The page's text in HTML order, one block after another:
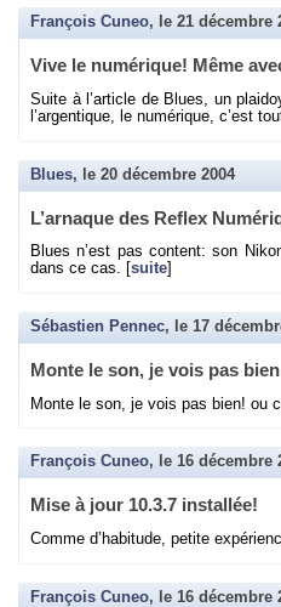
François Cuneo, le 21 décembre
Vive le nu­mé­rique! Même
Suite à l’ar­ticle de Blues, un
l’ar­gen­tique, le nu­mé­rique, c’est
Blues, le 20 décembre 2004
L’ar­naque des Re­flex
Blues n’est pas content: son
dans ce cas. [ suite
Sébastien Pennec, le 17
Monte le son, je vois pas
Monte le son, je vois pas bien! ou
François Cuneo, le 16 décembre
Mise à jour 10.3.7 ins­tal­lée!
Comme d’ha­bi­tude, pe­tite
François Cuneo, le 16 décembre